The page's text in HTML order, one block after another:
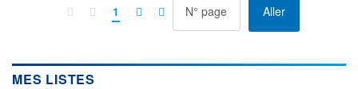
1 Allerà la page
MES LISTES